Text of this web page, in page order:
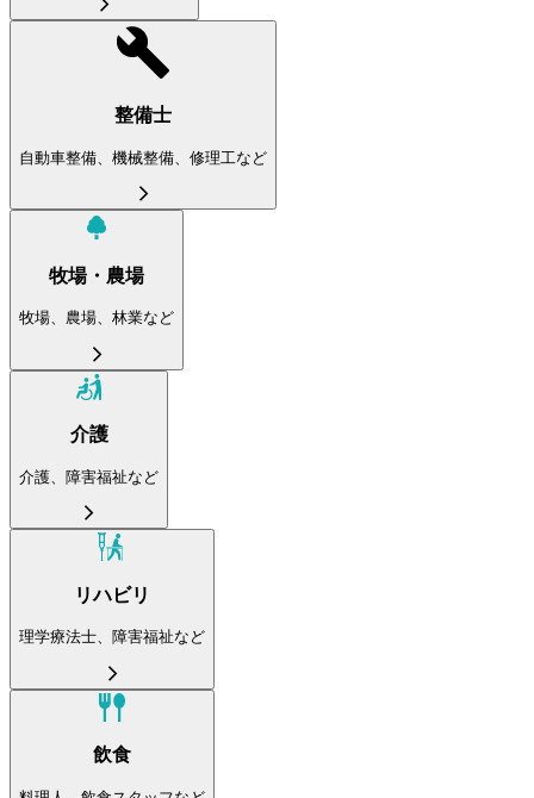
整備士
自動車整備、機械整備、修理工など
牧場・農場
牧場、農場、林業など
介護
介護、障害福祉など
リハビリ
理学療法士、障害福祉など
飲食